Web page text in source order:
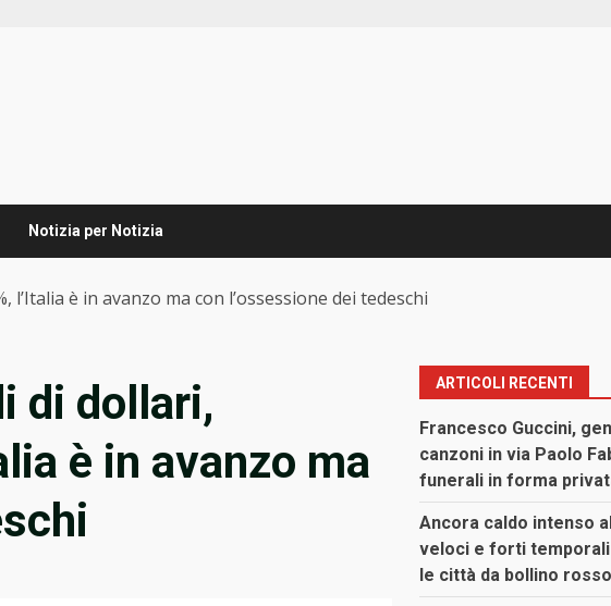
Notizia per Notizia
è in avanzo ma con l’ossessione dei tedeschi
di dollari,
è in avanzo ma
ARTICOLI RECENTI
Francesco Guccini,
canzoni in via Paolo
funerali in forma
Ancora caldo intenso
veloci e forti
le città da bollino